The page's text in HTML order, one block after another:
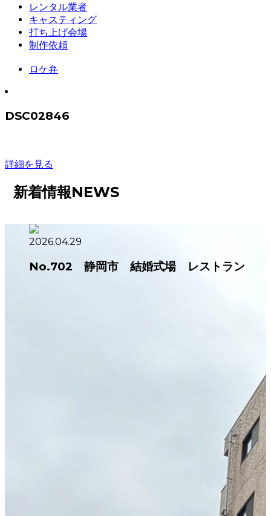
レンタル業者
キャスティング
打ち上げ会場
制作依頼
ロケ弁
DSC02846
詳細を見る
新着情報NEWS
2026.04.29
No.702 静岡市 結婚式場 レストラン